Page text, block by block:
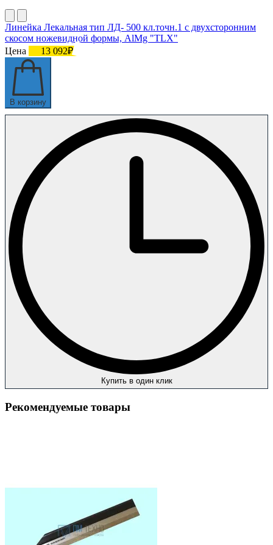
Линейка Лекальная тип ЛД- 500 кл.точн.1 с двухсторонним
скосом ножевидной формы, AlMg "TLX"
Цена
13 092₽
В корзину
Купить в один клик
Рекомендуемые товары